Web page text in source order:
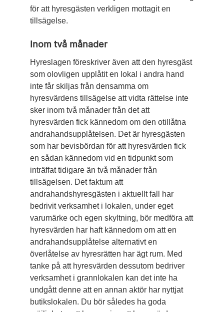
för att hyresgästen verkligen mottagit en
tillsägelse.
Inom två månader
Hyreslagen föreskriver även att den hyresgäst
som olovligen upplåtit en lokal i andra hand
inte får skiljas från densamma om
hyresvärdens tillsägelse att vidta rättelse inte
sker inom två månader från det att
hyresvärden fick kännedom om den otillåtna
andrahandsupplåtelsen. Det är hyresgästen
som har bevisbördan för att hyresvärden fick
en sådan kännedom vid en tidpunkt som
inträffat tidigare än två månader från
tillsägelsen. Det faktum att
andrahandshyresgästen i aktuellt fall har
bedrivit verksamhet i lokalen, under eget
varumärke och egen skyltning, bör medföra att
hyresvärden har haft kännedom om att en
andrahandsupplåtelse alternativt en
överlåtelse av hyresrätten har ägt rum. Med
tanke på att hyresvärden dessutom bedriver
verksamhet i grannlokalen kan det inte ha
undgått denne att en annan aktör har nyttjat
butikslokalen. Du bör således ha goda